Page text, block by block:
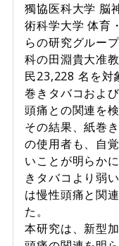
獨協医科大学 脳
術科学大学 体育
らの研究グルー
科の田淵貴大准
民23,228 名を対
巻きタバコおよ
頭痛との関連を
その結果、紙巻
の使用者も、自
いことが明らか
きタバコより弱
は慢性頭痛と関
た。
本研究は、新型